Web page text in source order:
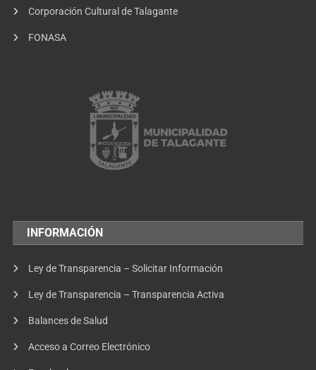
Corporación Cultural de Talagante
FONASA
INFORMACIÓN
Ley de Transparencia – Solicitar Información
Ley de Transparencia – Transparencia Activa
Balances de Salud
Acceso a Correo Electrónico